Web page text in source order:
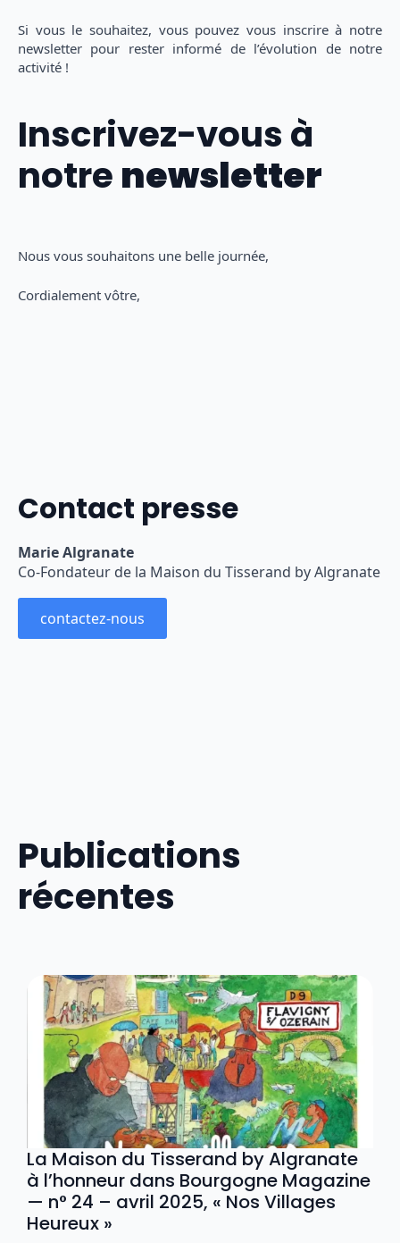
Si vous le souhaitez, vous pouvez vous inscrire à notre
newsletter pour rester informé de l’évolution de notre
activité !
Inscrivez-vous à
notre newsletter
Nous vous souhaitons une belle journée,
Cordialement vôtre,
Contact presse
Marie Algranate
Co-Fondateur de la Maison du Tisserand by Algranate
contactez-nous
Publications
récentes
La Maison du Tisserand by Algranate
à l’honneur dans Bourgogne Magazine
— n° 24 – avril 2025, « Nos Villages
Heureux »